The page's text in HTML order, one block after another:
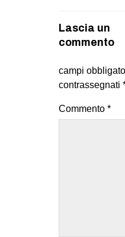
Lascia un
commento
campi
contrassegnati
Commento *